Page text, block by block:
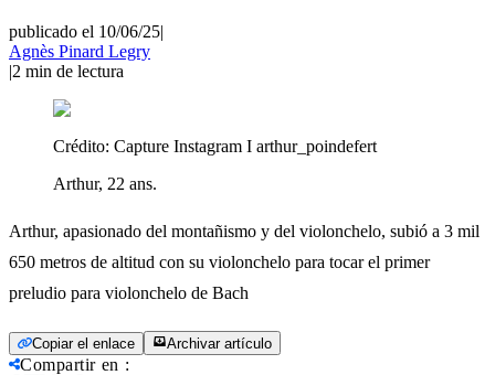
publicado el 10/06/25|
Agnès Pinard Legry
|2 min de lectura
Crédito: Capture Instagram I arthur_poindefert
Arthur, 22 ans.
Arthur, apasionado del montañismo y del violonchelo, subió a 3 mil
650 metros de altitud con su violonchelo para tocar el primer
preludio para violonchelo de Bach
Copiar el enlace Archivar artículo
Compartir en :